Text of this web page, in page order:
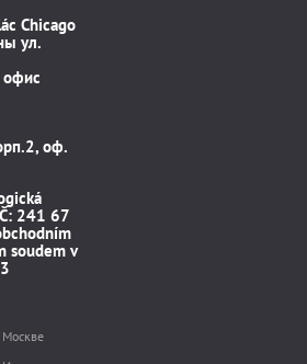
Chicago
ул.
офис
оф.
241 67
soudem v
Москве